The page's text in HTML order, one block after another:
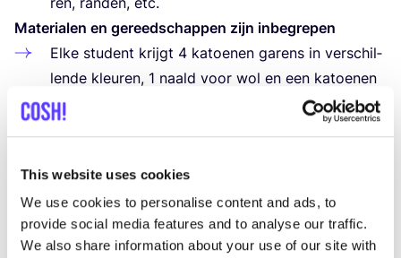
This website uses cookies
We use cookies to personalise content and ads, to
provide social media features and to analyse our traffic.
We also share information about your use of our site with
Mate­ri­a­len en gereed­schap­pen zijn inbegrepen
Elke stu­dent krijgt 4 katoe­nen garens in ver­schil­
len­de kleu­ren, 1 naald voor wol en een katoe­nen
tas om per­soon­lij­ke mate­ri­a­len in op te bergen.
Je gebruikt een Ash­ford Hedd­le Loom van40cm
Alle cur­sis­ten heb­ben de moge­lijk­heid om de
weef­ge­tou­wen te kopen als ze dat aan het eind
van de les willen.